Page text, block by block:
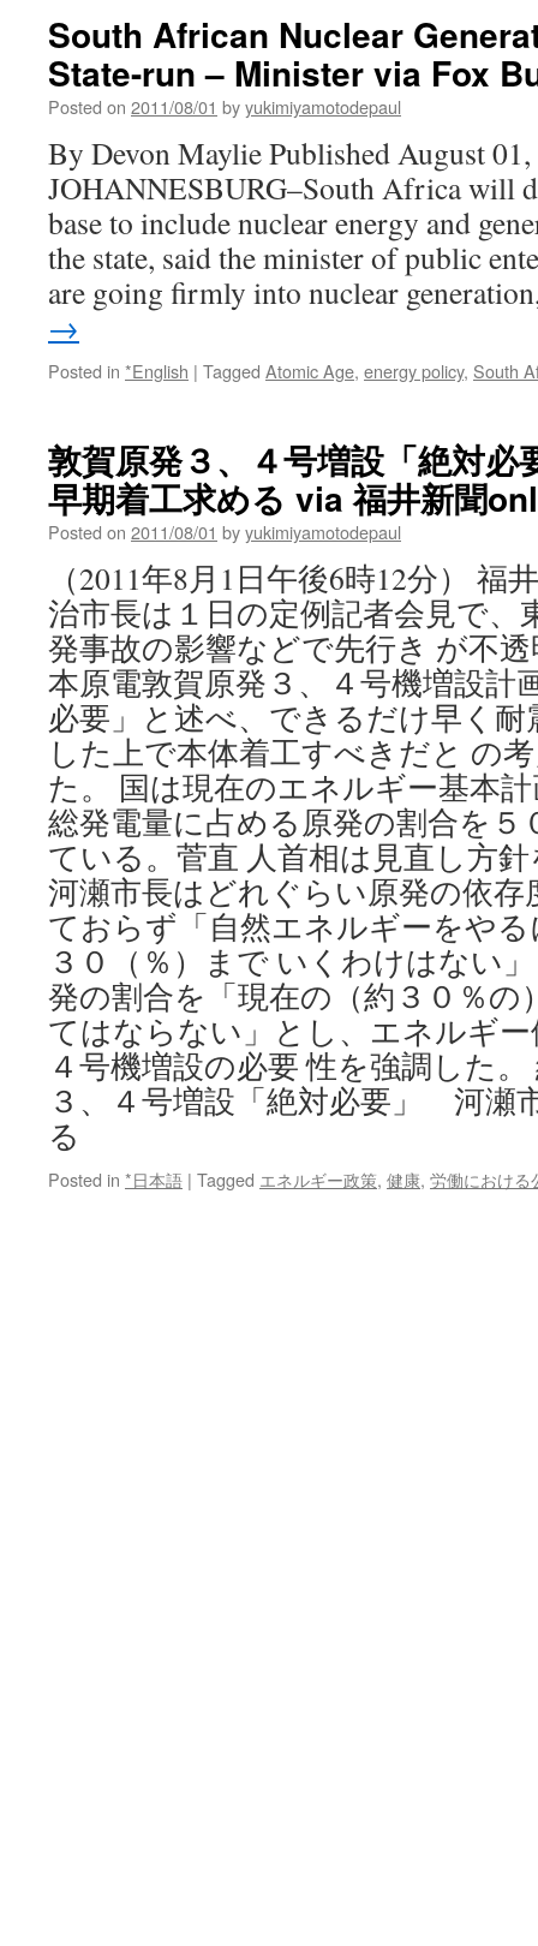
South African Nuclear
State-run – Minister via Fox
Posted on 2011/08/01 byyukimiyamotodepaul
By Devon Maylie Published August
JOHANNESBURG–South Africa will
base to include nuclear energy and
the state, said the minister of public
are going firmly into nuclear
→
Posted in *English | Tagged Atomic Age, energy policy, South
敦賀原発３、４号増設「絶対
早期着工求める via 福井新聞
Posted on 2011/08/01 byyukimiyamotodepaul
（2011年8月1日午後6時12分） 福
治市長は１日の定例記者会見で、
発事故の影響などで先行き が不
本原電敦賀原発３、４号機増設計
必要」と述べ、できるだけ早く
した上で本体着工すべきだと の
た。 国は現在のエネルギー基本
総発電量に占める原発の割合を５
ている。菅直 人首相は見直し方
河瀬市長はどれぐらい原発の依
ておらず「自然エネルギーをや
３０（％）まで いくわけはない
発の割合を「現在の（約３０％の
てはならない」とし、エネルギ
４号機増設の必要 性を強調した
３、４号増設「絶対必要」 河瀬
る
Posted in *日本語 | Tagged エネルギー政策, 健康, 労働における